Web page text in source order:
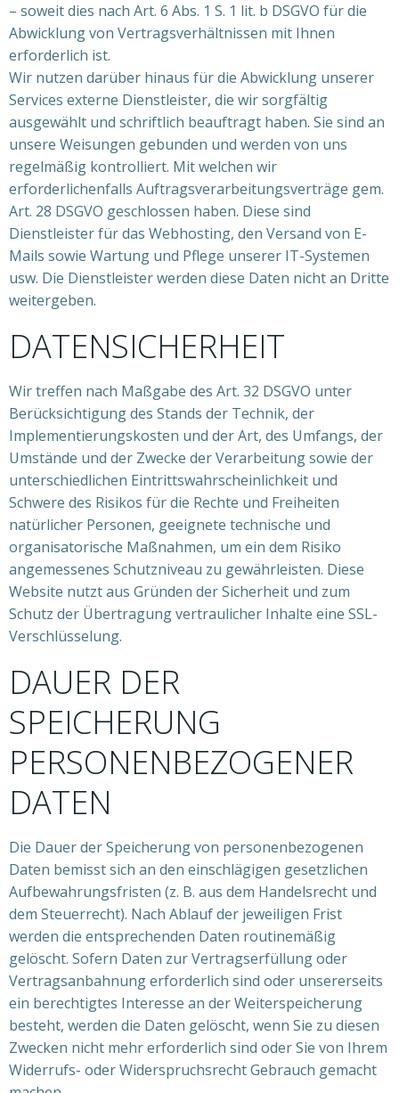
– soweit dies nach Art. 6 Abs. 1 S. 1 lit. b DSGVO für die
Abwicklung von Vertragsverhältnissen mit Ihnen
erforderlich ist.
Wir nutzen darüber hinaus für die Abwicklung unserer
Services externe Dienstleister, die wir sorgfältig
ausgewählt und schriftlich beauftragt haben. Sie sind an
unsere Weisungen gebunden und werden von uns
regelmäßig kontrolliert. Mit welchen wir
erforderlichenfalls Auftragsverarbeitungsverträge gem.
Art. 28 DSGVO geschlossen haben. Diese sind
Dienstleister für das Webhosting, den Versand von E-
Mails sowie Wartung und Pflege unserer IT-Systemen
usw. Die Dienstleister werden diese Daten nicht an Dritte
weitergeben.
DATENSICHERHEIT
Wir treffen nach Maßgabe des Art. 32 DSGVO unter
Berücksichtigung des Stands der Technik, der
Implementierungskosten und der Art, des Umfangs, der
Umstände und der Zwecke der Verarbeitung sowie der
unterschiedlichen Eintrittswahrscheinlichkeit und
Schwere des Risikos für die Rechte und Freiheiten
natürlicher Personen, geeignete technische und
organisatorische Maßnahmen, um ein dem Risiko
angemessenes Schutzniveau zu gewährleisten. Diese
Website nutzt aus Gründen der Sicherheit und zum
Schutz der Übertragung vertraulicher Inhalte eine SSL-
Verschlüsselung.
DAUER DER
SPEICHERUNG
PERSONENBEZOGENER
DATEN
Die Dauer der Speicherung von personenbezogenen
Daten bemisst sich an den einschlägigen gesetzlichen
Aufbewahrungsfristen (z. B. aus dem Handelsrecht und
dem Steuerrecht). Nach Ablauf der jeweiligen Frist
werden die entsprechenden Daten routinemäßig
gelöscht. Sofern Daten zur Vertragserfüllung oder
Vertragsanbahnung erforderlich sind oder unsererseits
ein berechtigtes Interesse an der Weiterspeicherung
besteht, werden die Daten gelöscht, wenn Sie zu diesen
Zwecken nicht mehr erforderlich sind oder Sie von Ihrem
Widerrufs- oder Widerspruchsrecht Gebrauch gemacht